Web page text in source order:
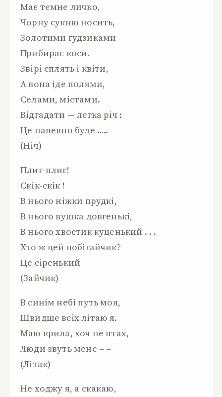
Має темне личко,
Чорну сукню носить,
Золотими ґудзиками
Прибирає коси.
Звірі сплять і квіти,
А вона іде полями,
Селами, містами.
Відгадати — легка річ :
Це напевно буде …..
(Ніч)
Плиг-плиг!
Скік-скік !
В нього ніжки прудкі,
В нього вушка довгенькі,
В нього хвостик куценький . . .
Хто ж цей побігайчик?
Це сіренький
(Зайчик)
В синім небі путь моя,
Швидше всіх літаю я.
Маю крила, хоч не птах,
Люди звуть мене – –
(Літак)
Не ходжу я, а скакаю,